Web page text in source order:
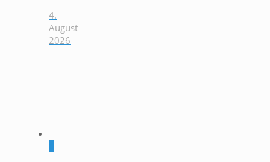
4.
August
2026